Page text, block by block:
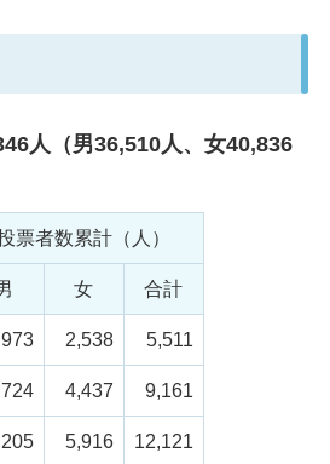
人（男36,510人、女40,836
票者数累計（人）
女 合計
2,538 5,511
4,437 9,161
5,916 12,121